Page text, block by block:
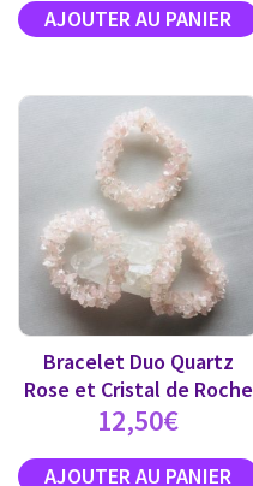
Bracelet Duo Quartz
Rose et Cristal de Roche
12,50€